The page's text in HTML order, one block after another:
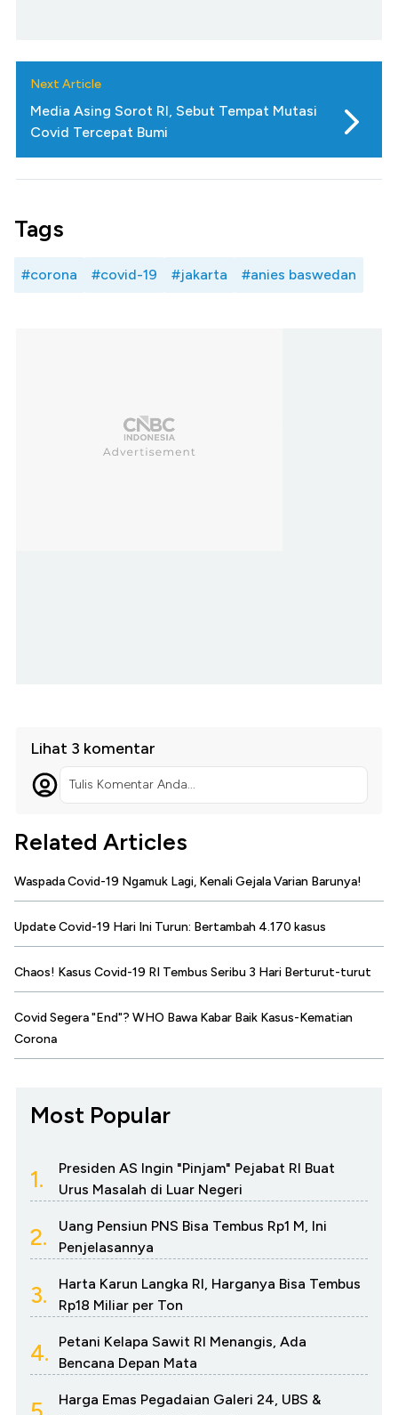
Next Article
Media Asing Sorot RI, Sebut Tempat Mutasi
Covid Tercepat Bumi
Tags
#corona #covid-19 #jakarta #anies baswedan
Lihat 3 komentar
Tulis Komentar Anda...
Related Articles
Waspada Covid-19 Ngamuk Lagi, Kenali Gejala Varian Barunya!
Update Covid-19 Hari Ini Turun: Bertambah 4.170 kasus
Chaos! Kasus Covid-19 RI Tembus Seribu 3 Hari Berturut-turut
Covid Segera "End"? WHO Bawa Kabar Baik Kasus-Kematian
Corona
Most Popular
1.
Presiden AS Ingin "Pinjam" Pejabat RI Buat
Urus Masalah di Luar Negeri
2.
Uang Pensiun PNS Bisa Tembus Rp1 M, Ini
Penjelasannya
3.
Harta Karun Langka RI, Harganya Bisa Tembus
Rp18 Miliar per Ton
4.
Petani Kelapa Sawit RI Menangis, Ada
Bencana Depan Mata
Harga Emas Pegadaian Galeri 24, UBS &